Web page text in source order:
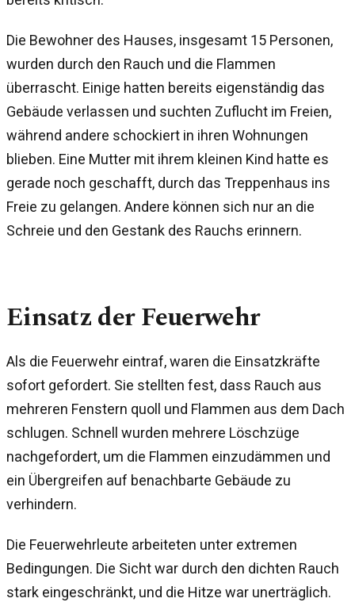
Die Bewohner des Hauses, insgesamt 15 Personen,
wurden durch den Rauch und die Flammen
überrascht. Einige hatten bereits eigenständig das
Gebäude verlassen und suchten Zuflucht im Freien,
während andere schockiert in ihren Wohnungen
blieben. Eine Mutter mit ihrem kleinen Kind hatte es
gerade noch geschafft, durch das Treppenhaus ins
Freie zu gelangen. Andere können sich nur an die
Schreie und den Gestank des Rauchs erinnern.
Einsatz der Feuerwehr
Als die Feuerwehr eintraf, waren die Einsatzkräfte
sofort gefordert. Sie stellten fest, dass Rauch aus
mehreren Fenstern quoll und Flammen aus dem Dach
schlugen. Schnell wurden mehrere Löschzüge
nachgefordert, um die Flammen einzudämmen und
ein Übergreifen auf benachbarte Gebäude zu
verhindern.
Die Feuerwehrleute arbeiteten unter extremen
Bedingungen. Die Sicht war durch den dichten Rauch
stark eingeschränkt, und die Hitze war unerträglich.